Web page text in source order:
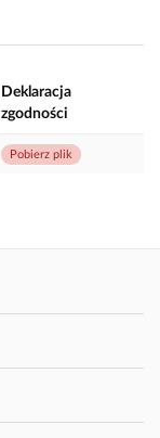
Deklaracja
zgodności
Pobierz plik